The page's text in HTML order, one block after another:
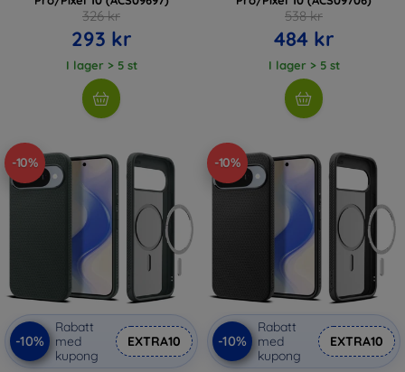
326 kr
293 kr
I lager > 5 st
538 kr
484 kr
I lager > 5 st
-10%
-10%
Rabatt
med
kupong
EXTRA10
-10%
-10%
Rabatt
med
kupong
EXTRA10